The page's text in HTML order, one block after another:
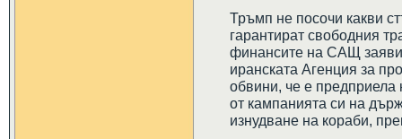
Тръмп не посочи какви
гарантират свободния
финансите на САЩ
иранската Агенция за
обвини, че е предприела
от кампанията си на
изнудване на кораби,